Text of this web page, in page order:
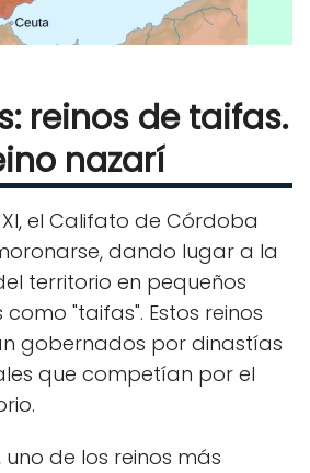
reinos de taifas.
nazarí
el Califato de Córdoba
dando lugar a la
territorio en pequeños
"taifas". Estos reinos
gobernados por dinastías
que competían por el
uno de los reinos más